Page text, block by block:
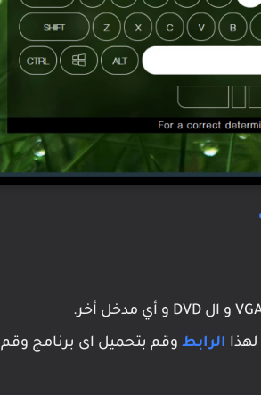
الرابط وقم بتحميل اى برنامج وقم